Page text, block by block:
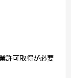
許可取得が必要